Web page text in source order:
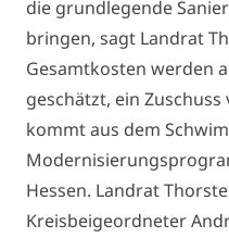
die grundlegende
bringen, sagt Landrat
Gesamtkosten werden
geschätzt, ein Zuschuss
kommt aus dem
Hessen. Landrat
Kreisbeigeordneter